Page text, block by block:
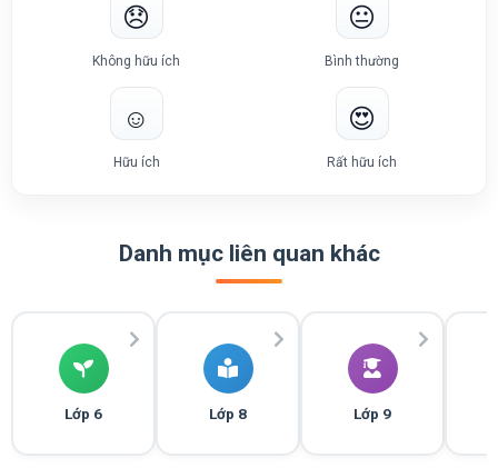
😞
Không hữu ích
😐
Bình thường
☺️
Hữu ích
😍
Rất hữu ích
Danh mục liên quan khác
Lớp 6 Lớp 8 Lớp 9